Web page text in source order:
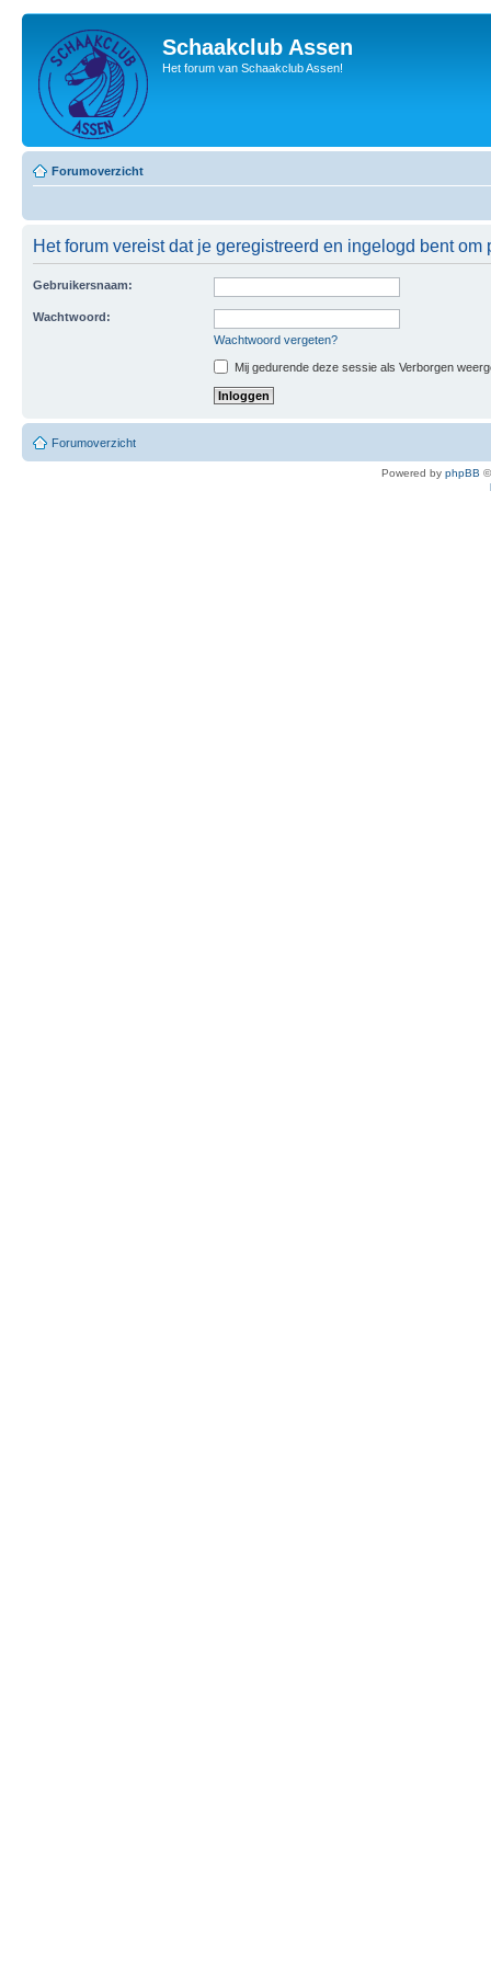
Schaakclub Assen
Het forum van Schaakclub Assen!
Forumoverzicht
Het forum vereist dat je geregistreerd en ingelogd bent om
Gebruikersnaam:
Wachtwoord:
Wachtwoord vergeten?
Mij gedurende deze sessie als Verborgen
Forumoverzicht
Powered by phpBB